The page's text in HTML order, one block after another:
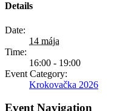
Details
Date:
14 mája
Time:
16:00 - 19:00
Event Category:
Krokovačka 2026
Event Navigation